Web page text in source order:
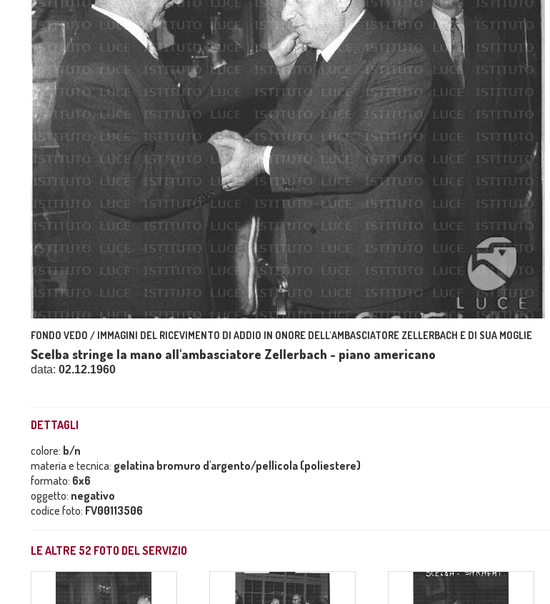
FONDO VEDO / IMMAGINI DEL RICEVIMENTO DI ADDIO IN ONORE DELL'AMBASCIATORE ZELLERBACH E DI SUA MOGLIE
Scelba stringe la mano all'ambasciatore Zellerbach - piano americano
data: 02.12.1960
DETTAGLI
colore: b/n
materia e tecnica: gelatina bromuro d'argento/pellicola (poliestere)
formato: 6x6
oggetto: negativo
codice foto: FV00113506
LE ALTRE 52 FOTO DEL SERVIZIO